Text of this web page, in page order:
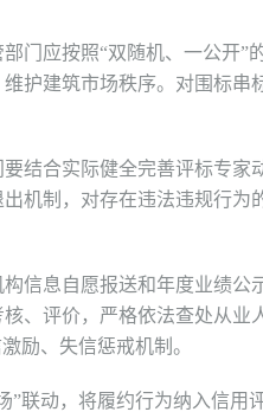
应按照“双随机、一公开”
护建筑市场秩序。对围标串
合实际健全完善评标专家
机制，对存在违法违规行为
息自愿报送和年度业绩公
、评价，严格依法查处从业
励、失信惩戒机制。
动，将履约行为纳入信用